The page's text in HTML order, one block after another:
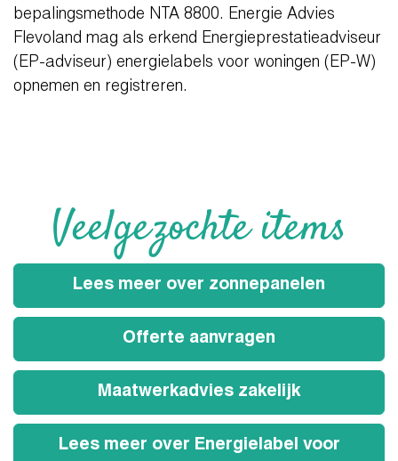
bepalingsmethode NTA 8800. Energie Advies
Flevoland mag als erkend Energieprestatieadviseur
(EP-adviseur) energielabels voor woningen (EP-W)
opnemen en registreren.
Veelgezochte items
Lees meer over zonnepanelen
Offerte aanvragen
Maatwerkadvies zakelijk
Lees meer over Energielabel voor